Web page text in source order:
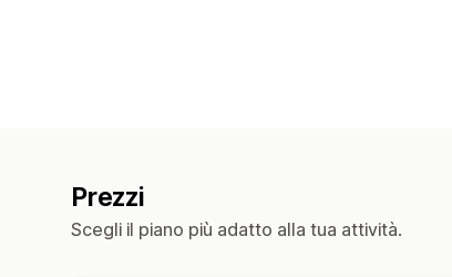
Prezzi
Scegli il piano più adatto alla tua attività.